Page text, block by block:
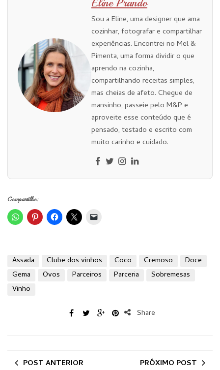
Eline Prando
Sou a Eline, uma designer que ama
cozinhar, fotografar e compartilhar
experiências. Encontrei no Mel &
Pimenta, uma forma dividir o que
aprendo na cozinha,
compartilhando receitas simples,
mas cheias de afeto. Chegue de
mansinho, passeie pelo M&P e
aproveite esse conteúdo que é
pensado, testado e escrito com
muito carinho e cuidado.
Compartilhe:
Assada Clube dos vinhos Coco Cremoso
Doce
Gema
Ovos Parceiros Parceria
Sobremesas
Vinho
Share
POST ANTERIOR PRÓXIMO POST